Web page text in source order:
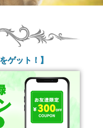
ゲット！】